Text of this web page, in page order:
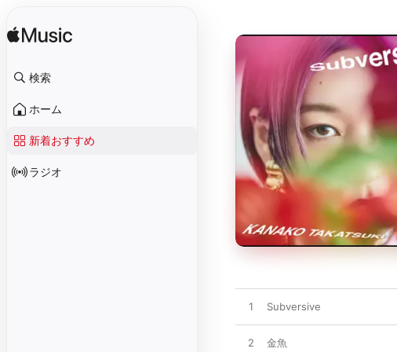
検索
ホーム
新着おすすめ
ラジオ
1 Subversive
2 金魚